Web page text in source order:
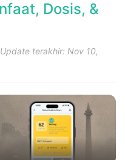
Dosis, &
Update terakhir: Nov 10,